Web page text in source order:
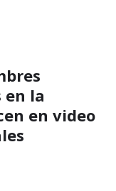
en la
en video